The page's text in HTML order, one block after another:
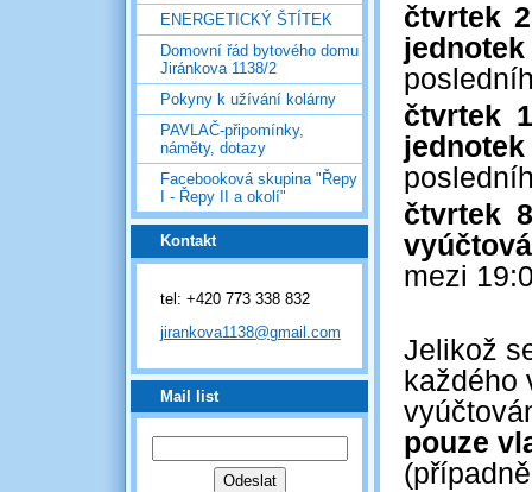
ENERGETICKÝ ŠTÍTEK
Domovní řád bytového domu
Jiránkova 1138/2
Pokyny k užívání kolárny
PAVLAČ-připomínky,
náměty, dotazy
Facebooková skupina "Řepy
I - Řepy II a okolí"
Kontakt
tel: +420 773 338 832
jirankova1138@gmail.com
Mail list
čtvrtek
jednotek
čtvrtek
jednotek
čtvrtek
mezi
Jelikož
pouze